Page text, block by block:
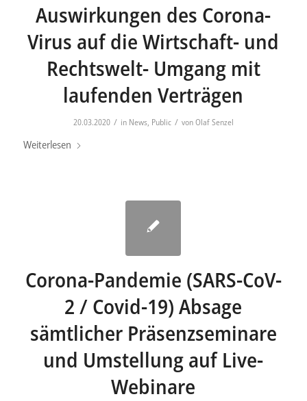
Auswirkungen des Corona-
Virus auf die Wirtschaft- und
Rechtswelt- Umgang mit
laufenden Verträgen
20.03.2020 / in News, Public / vonOlaf Senzel
Weiterlesen
Corona-Pandemie (SARS-CoV-
2 / Covid-19) Absage
sämtlicher Präsenzseminare
und Umstellung auf Live-
Webinare